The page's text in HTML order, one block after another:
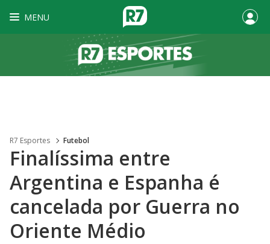
MENU
R7 Esportes Futebol
Finalíssima entre
Argentina e Espanha é
cancelada por Guerra no
Oriente Médio